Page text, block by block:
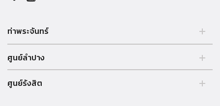
ท่าพระจันทร์
อาคารวิทยาลัยสหวิทยาการ ชั้น 5
มหาวิทยาลัยธรรมศาสตร์ ท่าพระจันทร์
เลขที่ 2 ถนนพระจันทร์ เขตพระนคร
Tel +66 (0)2-221-6111- 20 ต่อ 81-2845
ศูนย์ลำปาง
เลขที่ 248 หมู่ 2 ถนนลำปาง-เชียงใหม่
ศูนย์รังสิต